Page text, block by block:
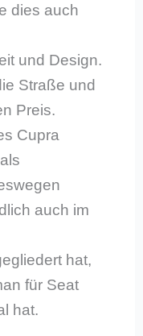
dies auch
und Design.
Straße und
Preis.
Cupra
auch im
hat,
für Seat
hat.